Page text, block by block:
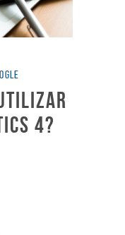
utilizar
4?